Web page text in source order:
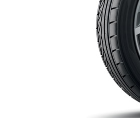
LM-Felgen 20" Rila anthrazit